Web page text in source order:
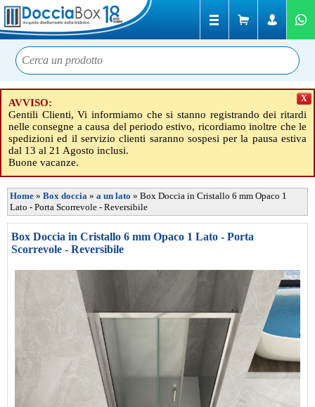
AVVISO:
Gentili Clienti, Vi informiamo che si stanno registrando dei ritardi
nelle consegne a causa del periodo estivo, ricordiamo inoltre che le
spedizioni ed il servizio clienti saranno sospesi per la pausa estiva
dal 13 al 21 Agosto inclusi.
Buone vacanze.
X
Home » Box doccia » a un lato » Box Doccia in Cristallo 6 mm Opaco 1
Lato - Porta Scorrevole - Reversibile
Box Doccia in Cristallo 6 mm Opaco 1 Lato - Porta
Scorrevole - Reversibile